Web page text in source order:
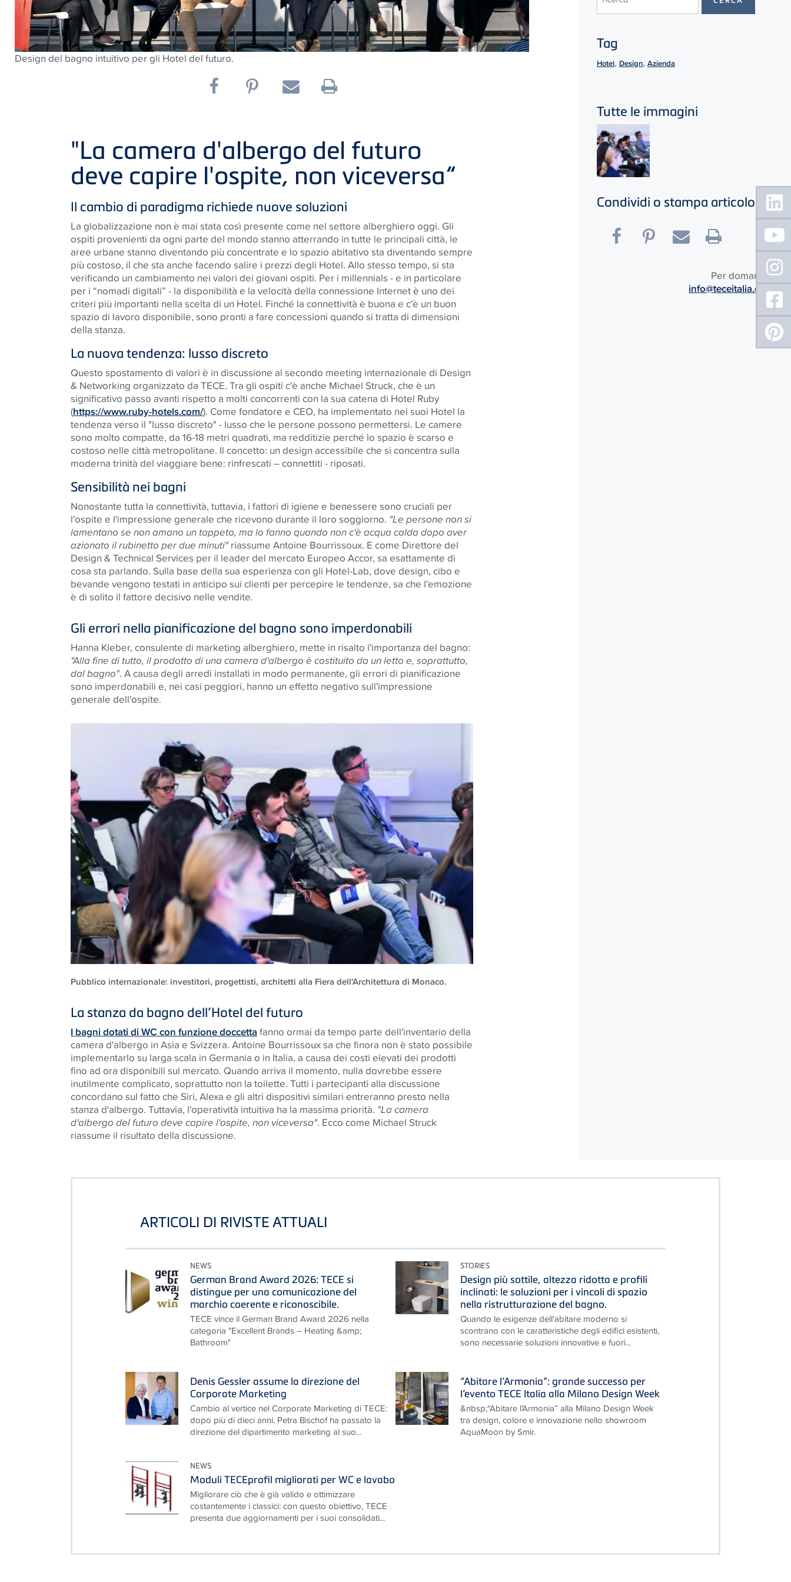
Design del bagno intuitivo per gli Hotel del futuro.
"La camera d'albergo del futuro
deve capire l'ospite, non viceversa“
Il cambio di paradigma richiede nuove soluzioni
La globalizzazione non è mai stata così presente come nel settore alberghiero oggi. Gli
ospiti provenienti da ogni parte del mondo stanno atterrando in tutte le principali città, le
aree urbane stanno diventando più concentrate e lo spazio abitativo sta diventando sempre
più costoso, il che sta anche facendo salire i prezzi degli Hotel. Allo stesso tempo, si sta
verificando un cambiamento nei valori dei giovani ospiti. Per i millennials - e in particolare
per i “nomadi digitali” - la disponibilità e la velocità della connessione Internet è uno dei
criteri più importanti nella scelta di un Hotel. Finché la connettività è buona e c'è un buon
spazio di lavoro disponibile, sono pronti a fare concessioni quando si tratta di dimensioni
della stanza.
La nuova tendenza: lusso discreto
Questo spostamento di valori è in discussione al secondo meeting internazionale di Design
& Networking organizzato da TECE. Tra gli ospiti c'è anche Michael Struck, che è un
significativo passo avanti rispetto a molti concorrenti con la sua catena di Hotel Ruby
(https://www.ruby-hotels.com/). Come fondatore e CEO, ha implementato nei suoi Hotel la
tendenza verso il "lusso discreto" - lusso che le persone possono permettersi. Le camere
sono molto compatte, da 16-18 metri quadrati, ma redditizie perché lo spazio è scarso e
costoso nelle città metropolitane. Il concetto: un design accessibile che si concentra sulla
moderna trinità del viaggiare bene: rinfrescati – connettiti - riposati.
Sensibilità nei bagni
Nonostante tutta la connettività, tuttavia, i fattori di igiene e benessere sono cruciali per
l'ospite e l'impressione generale che ricevono durante il loro soggiorno. "Le persone non si
lamentano se non amano un tappeto, ma lo fanno quando non c'è acqua calda dopo aver
azionato il rubinetto per due minuti"riassume Antoine Bourrissoux. E come Direttore del
Design & Technical Services per il leader del mercato Europeo Accor, sa esattamente di
cosa sta parlando. Sulla base della sua esperienza con gli Hotel-Lab, dove design, cibo e
bevande vengono testati in anticipo sui clienti per percepire le tendenze, sa che l'emozione
è di solito il fattore decisivo nelle vendite.
Gli errori nella pianificazione del bagno sono imperdonabili
Hanna Kleber, consulente di marketing alberghiero, mette in risalto l'importanza del bagno:
"Alla fine di tutto, il prodotto di una camera d'albergo è costituito da un letto e, soprattutto,
dal bagno". A causa degli arredi installati in modo permanente, gli errori di pianificazione
sono imperdonabili e, nei casi peggiori, hanno un effetto negativo sull'impressione
generale dell'ospite.
Pubblico internazionale: investitori, progettisti, architetti alla Fiera dell'Architettura di Monaco.
La stanza da bagno dell’Hotel del futuro
I bagni dotati di WC con funzione doccetta fanno ormai da tempo parte dell'inventario della
camera d'albergo in Asia e Svizzera. Antoine Bourrissoux sa che finora non è stato possibile
implementarlo su larga scala in Germania o in Italia, a causa dei costi elevati dei prodotti
fino ad ora disponibili sul mercato. Quando arriva il momento, nulla dovrebbe essere
inutilmente complicato, soprattutto non la toilette. Tutti i partecipanti alla discussione
concordano sul fatto che Siri, Alexa e gli altri dispositivi similari entreranno presto nella
stanza d'albergo. Tuttavia, l'operatività intuitiva ha la massima priorità. "La camera
d'albergo del futuro deve capire l'ospite, non viceversa". Ecco come Michael Struck
riassume il risultato della discussione.
Tag
Hotel, Design,Azienda
Tutte le immagini
Condividi o stampa articolo
Per domande:
info@teceitalia.com
ARTICOLI DI RIVISTE ATTUALI
NEWS
German Brand Award 2026: TECE si
distingue per una comunicazione del
marchio coerente e riconoscibile.
TECE vince il German Brand Award 2026 nella
categoria "Excellent Brands – Heating &amp;
Bathroom"
STORIES
Design più sottile, altezza ridotta e profili
inclinati: le soluzioni per i vincoli di spazio
nella ristrutturazione del bagno.
Quando le esigenze dell'abitare moderno si
scontrano con le caratteristiche degli edifici esistenti,
sono necessarie soluzioni innovative e fuori...
Denis Gessler assume la direzione del
Corporate Marketing
Cambio al vertice nel Corporate Marketing di TECE:
dopo più di dieci anni, Petra Bischof ha passato la
direzione del dipartimento marketing al suo...
“Abitare l’Armonia”: grande successo per
l’evento TECE Italia alla Milano Design Week
&nbsp;“Abitare l’Armonia” alla Milano Design Week
tra design, colore e innovazione nello showroom
AquaMoon by Smir.
NEWS
Moduli TECEprofil migliorati per WC e lavabo
Migliorare ciò che è già valido e ottimizzare
costantemente i classici: con questo obiettivo, TECE
presenta due aggiornamenti per i suoi consolidati...
Floating
Sidebar